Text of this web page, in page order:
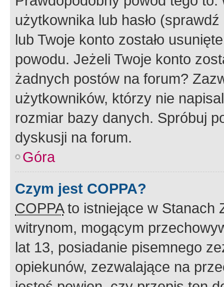
użytkownika lub hasło
lub Twoje konto zostało
powodu. Jeżeli Twoje konto
żadnych postów na forum?
użytkowników, którzy nie
rozmiar bazy danych. Spróbuj
dyskusji na forum.
Góra
Czym jest COPPA?
COPPAto istniejące w Stanach
witrynom, mogącym
lat 13, posiadanie pisemnego
opiekunów, zezwalające na